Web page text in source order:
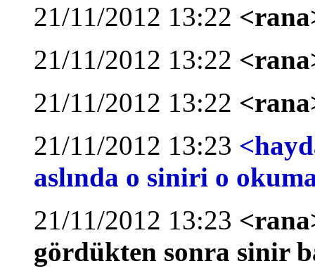
21/11/2012 13:22
21/11/2012 13:22
21/11/2012 13:22
21/11/2012 13:23
aslında o siniri o
21/11/2012 13:23
gördükten sonra sinir